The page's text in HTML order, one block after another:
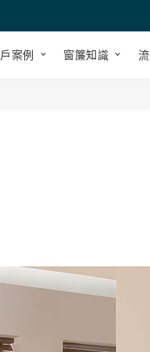
案例 窗簾知識